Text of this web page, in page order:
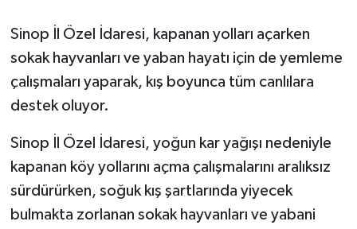
Sinop İl Özel İdaresi, kapanan yolları açarken
sokak hayvanları ve yaban hayatı için de yemleme
çalışmaları yaparak, kış boyunca tüm canlılara
destek oluyor.
Sinop İl Özel İdaresi, yoğun kar yağışı nedeniyle
kapanan köy yollarını açma çalışmalarını aralıksız
sürdürürken, soğuk kış şartlarında yiyecek
bulmakta zorlanan sokak hayvanları ve yabani